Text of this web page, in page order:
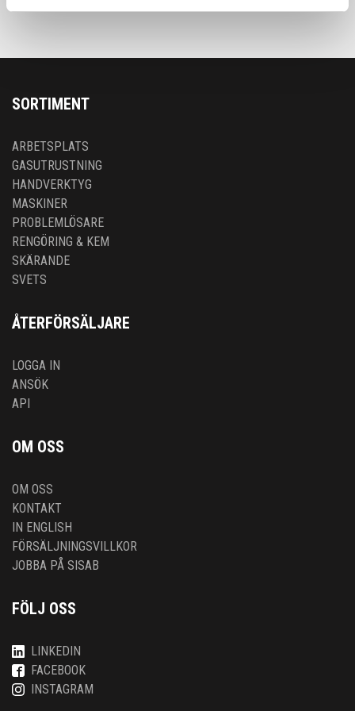
SORTIMENT
ARBETSPLATS
GASUTRUSTNING
HANDVERKTYG
MASKINER
PROBLEMLÖSARE
RENGÖRING & KEM
SKÄRANDE
SVETS
ÅTERFÖRSÄLJARE
LOGGA IN
ANSÖK
API
OM OSS
OM OSS
KONTAKT
IN ENGLISH
FÖRSÄLJNINGSVILLKOR
JOBBA PÅ SISAB
FÖLJ OSS
LINKEDIN
FACEBOOK
INSTAGRAM